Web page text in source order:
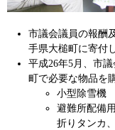
市議会議員の報酬
手県大槌町に寄付
平成26年5月、市
町で必要な物品を
小型除雪機
避難所配備
折りタンカ